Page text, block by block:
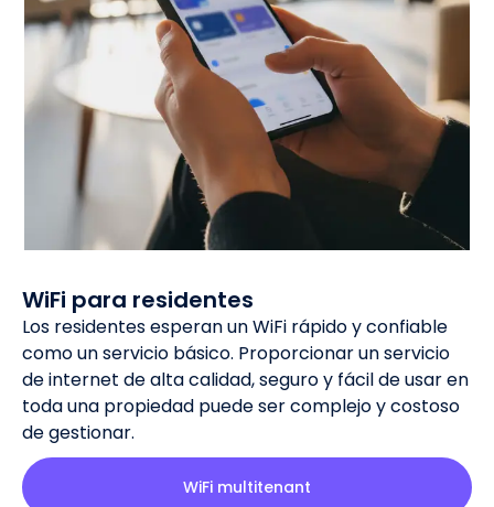
WiFi para residentes
Los residentes esperan un WiFi rápido y confiable
como un servicio básico. Proporcionar un servicio
de internet de alta calidad, seguro y fácil de usar en
toda una propiedad puede ser complejo y costoso
de gestionar.
WiFi multitenant